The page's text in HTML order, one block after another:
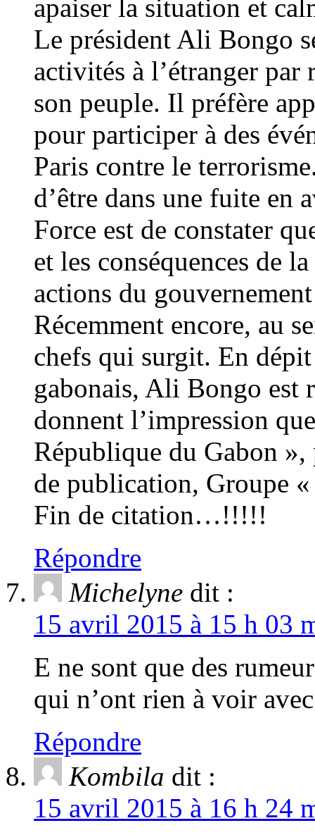
apaiser la situation et
Le président Ali Bongo
activités à l’étranger
son peuple. Il préfère
pour participer à des
Paris contre le
d’être dans une fuite en
Force est de constater
et les conséquences de
actions du
Récemment encore, au
chefs qui surgit. En
gabonais, Ali Bongo est
donnent l’impression
République du Gabon
de publication, Groupe
Fin de citation…!!!!!
Répondre
Michelyne dit :
15 avril 2015 à 15 h 03
E ne sont que des
qui n’ont rien à voir
Répondre
Kombila dit :
15 avril 2015 à 16 h 24